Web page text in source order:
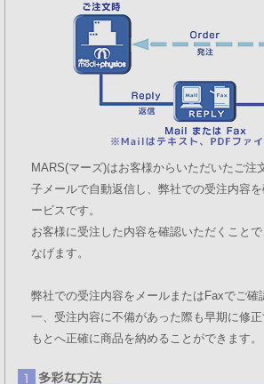
MARS(マーズ)はお客様からいただいたご注
子メールで自動返信し、弊社での受注内容
ービスです。
お客様に受注した内容を確認いただくこと
なげます。
弊社での受注内容をメールまたはFaxでご確
一、受注内容に不備があった際も早期に修
もとへ正確に商品を納めることができます。